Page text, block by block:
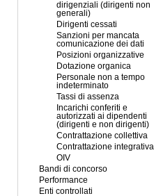
dirigenziali (dirigenti non
generali)
Dirigenti cessati
Sanzioni per mancata
comunicazione dei dati
Posizioni organizzative
Dotazione organica
Personale non a tempo
indeterminato
Tassi di assenza
Incarichi conferiti e
autorizzati ai dipendenti
(dirigenti e non dirigenti)
Contrattazione collettiva
Contrattazione integrativa
OIV
Bandi di concorso
Performance
Enti controllati